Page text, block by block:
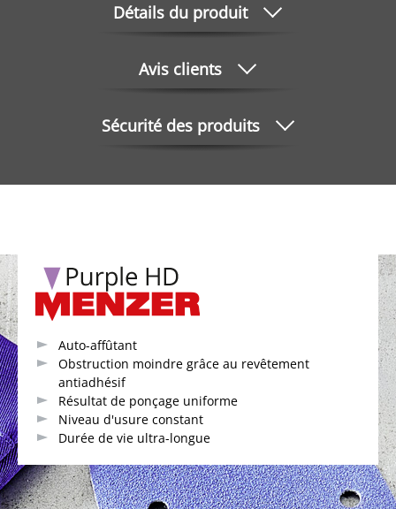
Détails du produit
Avis clients
Sécurité des produits
Auto-affûtant
Obstruction moindre grâce au revêtement
antiadhésif
Résultat de ponçage uniforme
Niveau d'usure constant
Durée de vie ultra-longue